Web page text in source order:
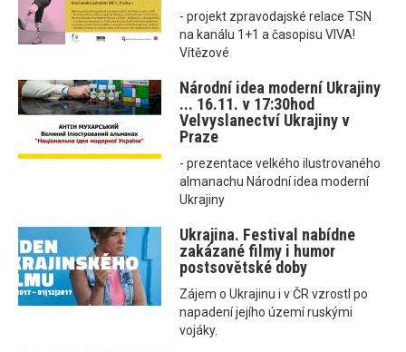
- projekt zpravodajské relace TSN
na kanálu 1+1 a časopisu VIVA!
Vítězové
Národní idea moderní Ukrajiny
... 16.11. v 17:30hod
Velvyslanectví Ukrajiny v
Praze
- prezentace velkého ilustrovaného
almanachu Národní idea moderní
Ukrajiny
Ukrajina. Festival nabídne
zakázané filmy i humor
postsovětské doby
Zájem o Ukrajinu i v ČR vzrostl po
napadení jejího území ruskými
vojáky.